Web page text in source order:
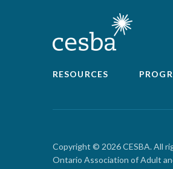
RESOURCES
Copyright © 2026 CESBA. All
Ontario Association of Adult